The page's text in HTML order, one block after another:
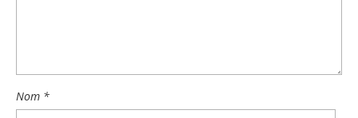
Nom *